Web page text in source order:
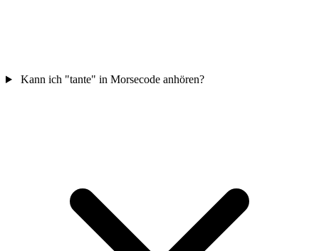
Kann ich "tante" in Morsecode anhören?